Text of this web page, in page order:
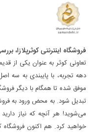
فروشگاه اینترنتی کوثرپلازا،
تعاونی کوثر به عنوان یکی از
دهه تجربه، با پایبندی به سه
موفق شده تا همگام با دیگر
تبدیل شود. به محض ورود به
می‌شوید! هر آنچه که نیاز
خواهید کرد. هم اکنون فروشگاه